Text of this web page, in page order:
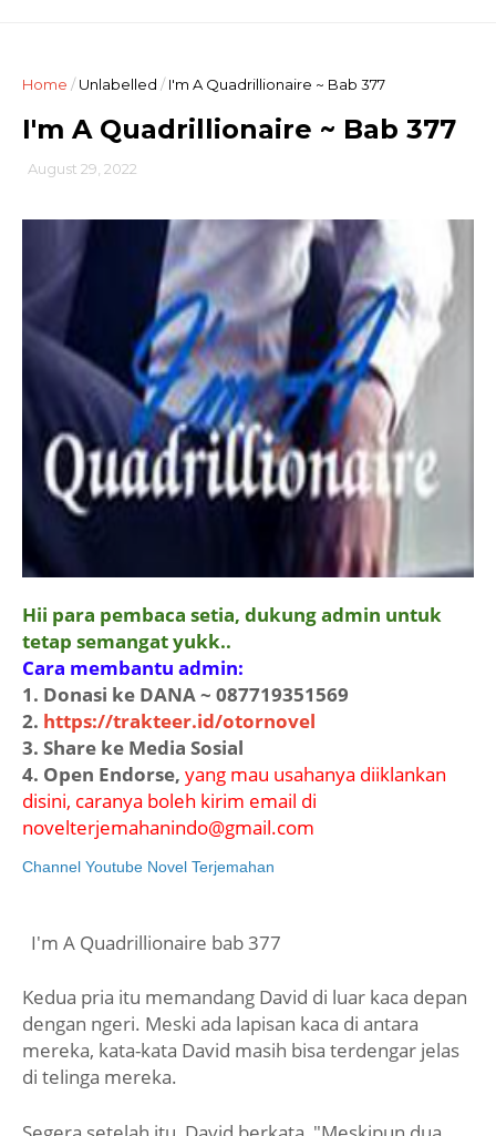
Home /Unlabelled / I'm A Quadrillionaire ~ Bab 377
I'm A Quadrillionaire ~ Bab 377
August 29, 2022
Hii para pembaca setia, dukung admin untuk
tetap semangat yukk..
Cara membantu admin:
1. Donasi ke DANA ~ 087719351569
2. https://trakteer.id/otornovel
3. Share ke Media Sosial
4. Open Endorse, yang mau usahanya diiklankan
disini, caranya boleh kirim email di
novelterjemahanindo@gmail.com
Channel Youtube Novel Terjemahan
I'm A Quadrillionaire bab 377
Kedua pria itu memandang David di luar kaca depan
dengan ngeri. Meski ada lapisan kaca di antara
mereka, kata-kata David masih bisa terdengar jelas
di telinga mereka.